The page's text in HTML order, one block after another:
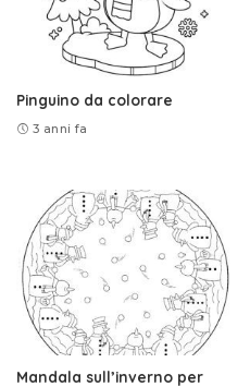
Pinguino da colorare
3 anni fa
Mandala sull’inverno per